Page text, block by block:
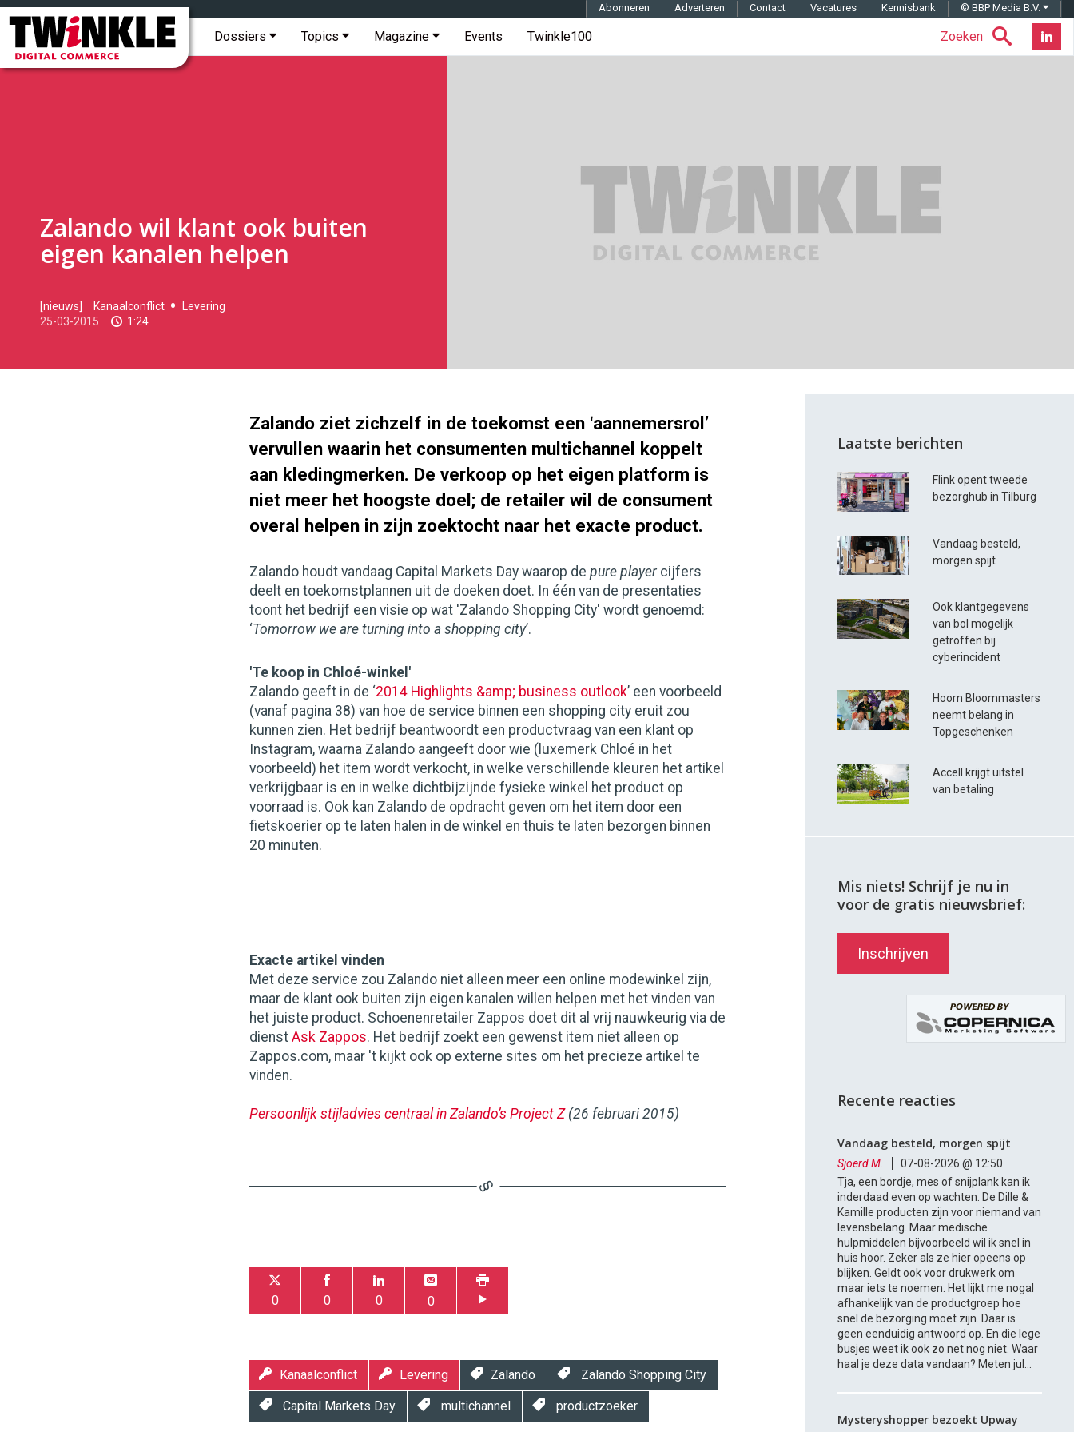
Twinkle
Digital
Commerce
Hoofdmenu Zoeken
Dossiers Topics Magazine Events Twinkle100
Topmenu Abonneren Adverteren Contact Vacatures Kennisbank © BBP Media B.V.
Zalando wil klant ook buiten
eigen kanalen helpen
2015-
03-
11-
[nieuws] Kanaalconflict
Levering
25-03-2015
1:24
Zalando ziet zichzelf in de toekomst een ‘aannemersrol’
vervullen waarin het consumenten multichannel koppelt
aan kledingmerken. De verkoop op het eigen platform is
niet meer het hoogste doel; de retailer wil de consument
overal helpen in zijn zoektocht naar het exacte product.
Zalando houdt vandaag Capital Markets Day waarop de pure player cijfers
deelt en toekomstplannen uit de doeken doet. In één van de presentaties
toont het bedrijf een visie op wat 'Zalando Shopping City' wordt genoemd:
‘Tomorrow we are turning into a shopping city’.
'Te koop in Chloé-winkel'
Zalando geeft in de ‘2014 Highlights &amp; business outlook’ een voorbeeld
(vanaf pagina 38) van hoe de service binnen een shopping city eruit zou
kunnen zien. Het bedrijf beantwoordt een productvraag van een klant op
Instagram, waarna Zalando aangeeft door wie (luxemerk Chloé in het
voorbeeld) het item wordt verkocht, in welke verschillende kleuren het artikel
verkrijgbaar is en in welke dichtbijzijnde fysieke winkel het product op
voorraad is. Ook kan Zalando de opdracht geven om het item door een
fietskoerier op te laten halen in de winkel en thuis te laten bezorgen binnen
20 minuten.
Exacte artikel vinden
Met deze service zou Zalando niet alleen meer een online modewinkel zijn,
maar de klant ook buiten zijn eigen kanalen willen helpen met het vinden van
het juiste product. Schoenenretailer Zappos doet dit al vrij nauwkeurig via de
dienst Ask Zappos. Het bedrijf zoekt een gewenst item niet alleen op
Zappos.com, maar 't kijkt ook op externe sites om het precieze artikel te
vinden.
Persoonlijk stijladvies centraal in Zalando’s Project Z(26 februari 2015)
0 0 0 0
Kanaalconflict Levering Zalando Zalando Shopping City
Capital Markets Day multichannel productzoeker
Laatste berichten
Flink opent tweede
bezorghub in Tilburg
Vandaag besteld,
morgen spijt
Ook klantgegevens
van bol mogelijk
getroffen bij
cyberincident
Hoorn Bloommasters
neemt belang in
Topgeschenken
Accell krijgt uitstel
van betaling
Mis niets! Schrijf je nu in
voor de gratis nieuwsbrief:
Inschrijven
Recente reacties
Vandaag besteld, morgen spijt
Sjoerd M.
07-08-2026 @ 12:50
Tja, een bordje, mes of snijplank kan ik
inderdaad even op wachten. De Dille &
Kamille producten zijn voor niemand van
levensbelang. Maar medische
hulpmiddelen bijvoorbeeld wil ik snel in
huis hoor. Zeker als ze hier opeens op
blijken. Geldt ook voor drukwerk om
maar iets te noemen. Het lijkt me nogal
afhankelijk van de productgroep hoe
snel de bezorging moet zijn. Daar is
geen eenduidig antwoord op. En die lege
busjes weet ik ook zo net nog niet. Waar
haal je deze data vandaan? Meten jul...
Mysteryshopper bezoekt Upway